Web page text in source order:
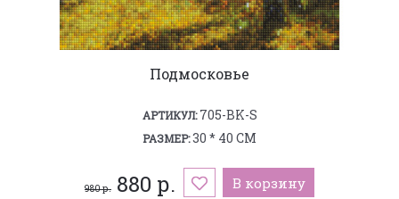
Подмосковье
АРТИКУЛ:705-BK-S
РАЗМЕР:30 * 40 СМ
980 р. 880 р. В корзину